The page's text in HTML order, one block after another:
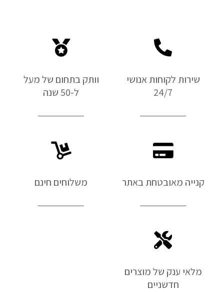
שירות לקוחות אנושי
24/7
וותק בתחום של מעל
ל-50 שנה
קנייה מאובטחת באתר משלוחים חינם
מלאי ענק של מוצרים
חדשניים